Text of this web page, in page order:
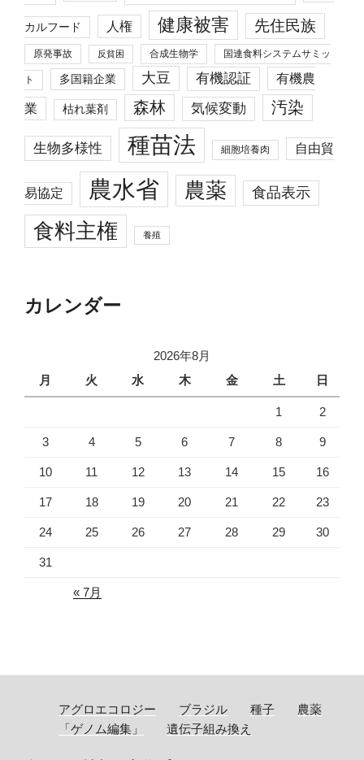
カルフード 人権 健康被害 先住民族
原発事故 反貧困 合成生物学 国連食料システムサミッ
ト 多国籍企業 大豆 有機認証 有機農
業 枯れ葉剤 森林 気候変動 汚染
生物多様性 種苗法 細胞培養肉 自由貿
易協定 農水省 農薬 食品表示
食料主権 養殖
カレンダー
2026年8月
月
火 水 木 金 土 日
1 2
3 4 5 6 7 8 9
10 11 12 13 14 15 16
17 18 19 20 21 22 23
24 25 26 27 28 29 30
31
« 7月
アグロエコロジー ブラジル 種子
農薬
「ゲノム編集」
遺伝子組み換え